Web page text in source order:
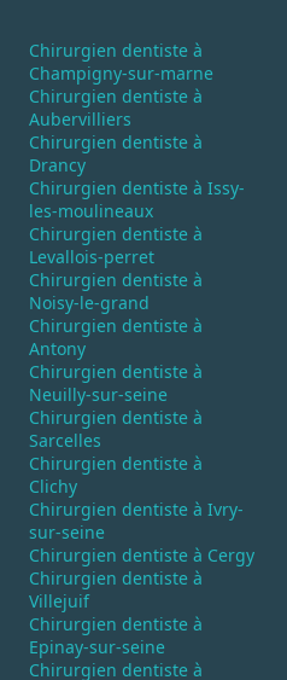
Chirurgien dentiste à
Champigny-sur-marne
Chirurgien dentiste à
Aubervilliers
Chirurgien dentiste à
Drancy
Chirurgien dentiste à Issy-
les-moulineaux
Chirurgien dentiste à
Levallois-perret
Chirurgien dentiste à
Noisy-le-grand
Chirurgien dentiste à
Antony
Chirurgien dentiste à
Neuilly-sur-seine
Chirurgien dentiste à
Sarcelles
Chirurgien dentiste à
Clichy
Chirurgien dentiste à Ivry-
sur-seine
Chirurgien dentiste à Cergy
Chirurgien dentiste à
Villejuif
Chirurgien dentiste à
Epinay-sur-seine
Chirurgien dentiste à